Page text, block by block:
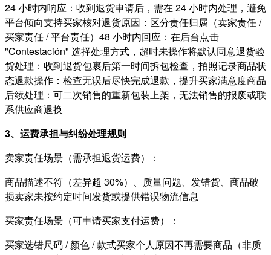
24 小时内响应：收到退货申请后，需在 24 小时内处理，避免
平台倾向支持买家核对退货原因：区分责任归属（卖家责任 /
买家责任 / 平台责任）48 小时内回应：在后台点击
"Contestación" 选择处理方式，超时未操作将默认同意退货验
货处理：收到退货包裹后第一时间拆包检查，拍照记录商品状
态退款操作：检查无误后尽快完成退款，提升买家满意度商品
后续处理：可二次销售的重新包装上架，无法销售的报废或联
系供应商退换
3、运费承担与纠纷处理规则
卖家责任场景（需承担退货运费）：
商品描述不符（差异超 30%）、质量问题、发错货、商品破
损卖家未按约定时间发货或提供错误物流信息
买家责任场景（可申请买家支付运费）：
买家选错尺码 / 颜色 / 款式买家个人原因不再需要商品（非质